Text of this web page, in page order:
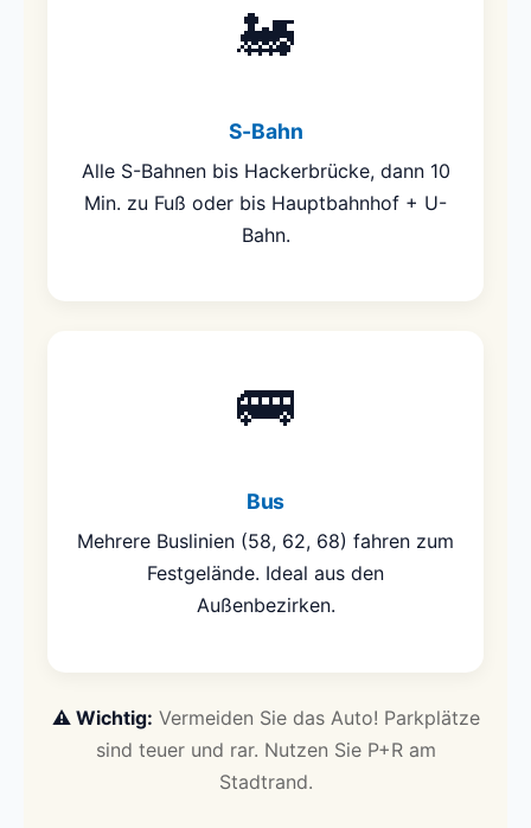
🚂
S-Bahn
Alle S-Bahnen bis Hackerbrücke, dann 10
Min. zu Fuß oder bis Hauptbahnhof + U-
Bahn.
🚌
Bus
Mehrere Buslinien (58, 62, 68) fahren zum
Festgelände. Ideal aus den
Außenbezirken.
⚠️ Wichtig: Vermeiden Sie das Auto! Parkplätze
sind teuer und rar. Nutzen Sie P+R am
Stadtrand.